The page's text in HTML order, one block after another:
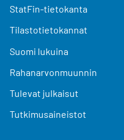
StatFin-tietokanta
Tilastotietokannat
Suomi lukuina
Rahanarvonmuunnin
Tulevat julkaisut
Tutkimusaineistot